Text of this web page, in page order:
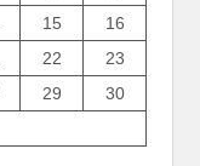
15
16
22
23
29
30